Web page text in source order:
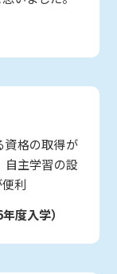
資格の取得が
自主学習の設
利
年度入学）